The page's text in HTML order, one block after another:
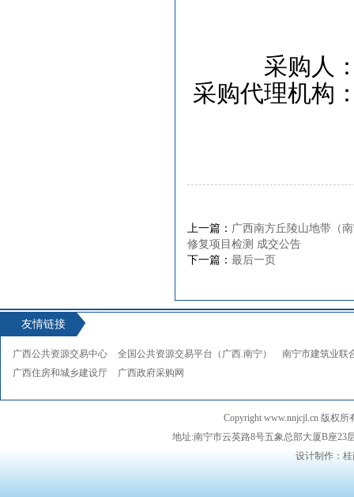
采购人
采购代理机构
上一篇： 广西南方丘陵山地带（
修复项目检测 成交公告
下一篇： 最后一页
友情链接
广西公共资源交易中心 全国公共资源交易平台（广西.南宁）
南宁市建筑业联
广西住房和城乡建设厅
广西政府采购网
Copyright www.nnjcjl.cn 版权
地址:南宁市云英路8号五象总部大厦B座23
设计制作：